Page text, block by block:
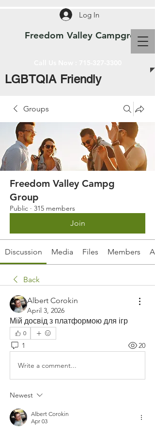
Freedom Valley Campground
Log In
LGBTQIA Friendly
Groups
Freedom Valley Campg
Group
Public · 315 members
Join
Discussion Media Files Members
Back
Albert Corokin
April 3, 2026
Мій досвід з платформою для ігр
0
1 20
Write a comment...
Newest
Albert Corokin
Apr 03